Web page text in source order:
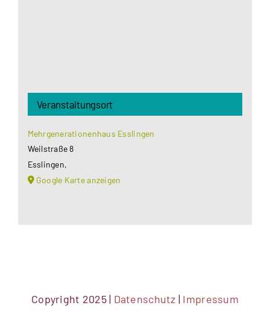
Veranstaltungsort
Mehrgenerationenhaus Esslingen
Weilstraße 8
Esslingen,
Google Karte anzeigen
Copyright 2025 | Datenschutz | Impressum